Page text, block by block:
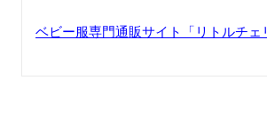
ベビー服専門通販サイト「リトルチェ